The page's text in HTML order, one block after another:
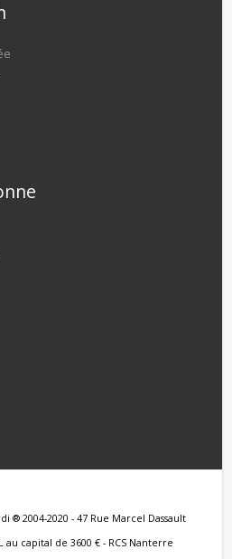
® 2004-2020 - 47 Rue Marcel Dassault
au capital de 3600 € - RCS Nanterre